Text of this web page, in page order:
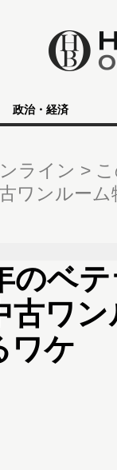
政治・経済
ライン
ワンルー
のベ
古ワ
ワケ